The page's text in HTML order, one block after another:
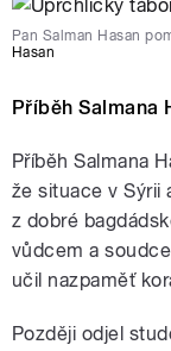
Pan Salman Hasan
Hasan
Příběh Salmana
Příběh Salmana
že situace v Sýrii
z dobré
vůdcem a
učil nazpaměť
Později odjel